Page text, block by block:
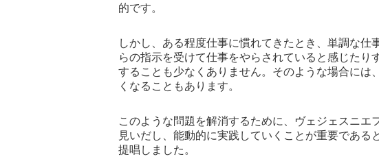
的です。
しかし、ある程度仕事に慣れてきたとき、単調な
らの指示を受けて仕事をやらされていると感じた
することも少なくありません。そのような場合には
くなることもあります。
このような問題を解消するために、ヴェジェスニ
見いだし、能動的に実践していくことが重要であ
提唱しました。